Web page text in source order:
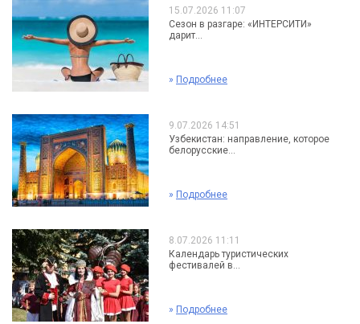
15.07.2026 11:07
Сезон в разгаре: «ИНТЕРСИТИ»
дарит...
» Подробнее
9.07.2026 14:51
Узбекистан: направление, которое
белорусские...
» Подробнее
8.07.2026 11:11
Календарь туристических
фестивалей в...
» Подробнее